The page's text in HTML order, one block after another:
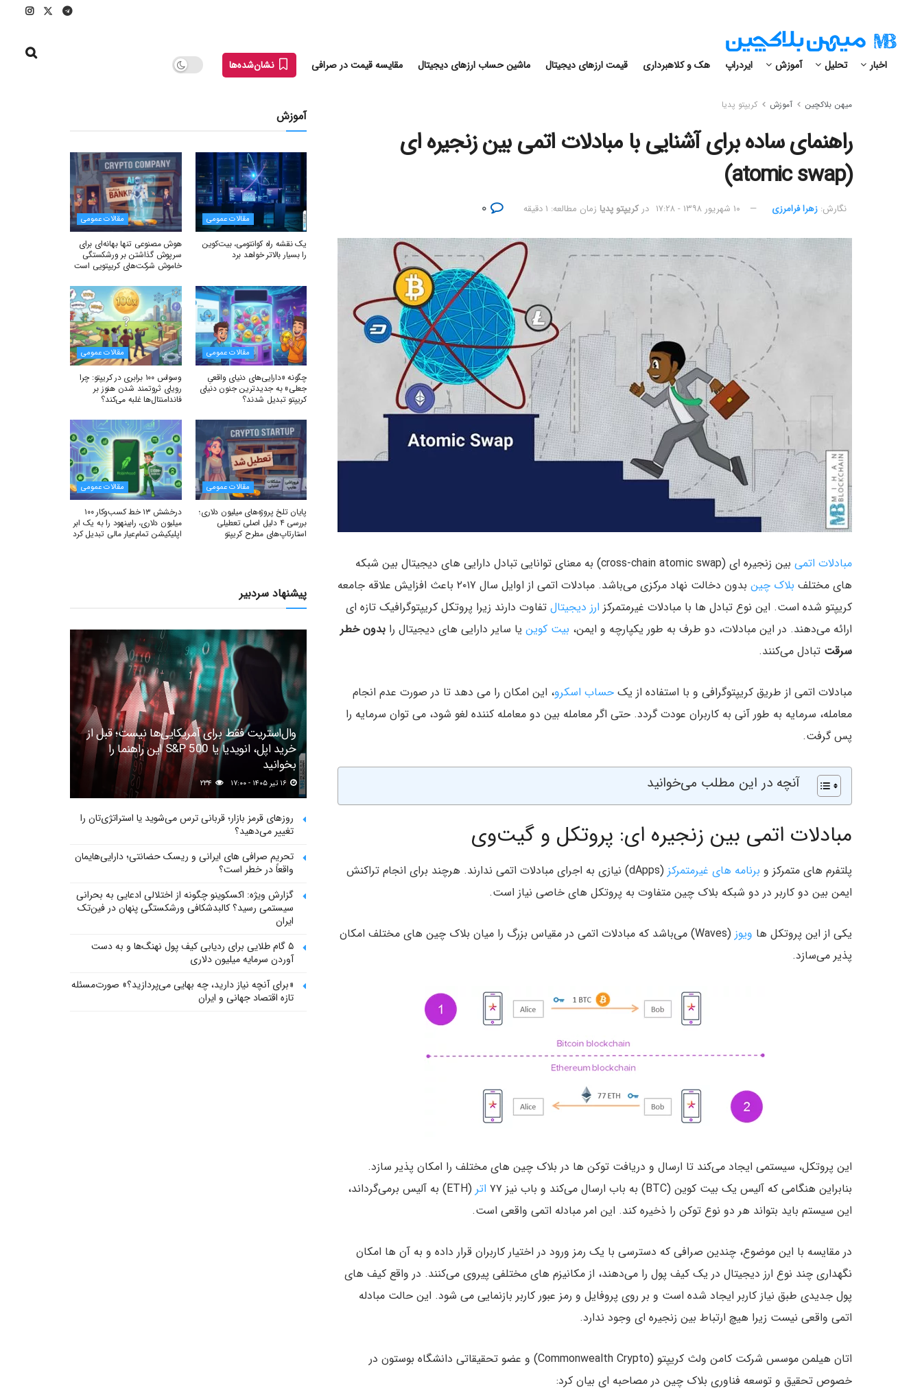
اخبار تحلیل آموزش ایردراپ هک و کلاهبرداری قیمت ارزهای دیجیتال ماشین حساب ارزهای دیجیتال مقایسه قیمت در صرافی نشان‌شده‌ها
میهن بلاکچین آموزش کریپتو پدیا
راهنمای ساده برای آشنایی با مبادلات اتمی بین زنجیره ای
(atomic swap)
نگارش:‌ زهرا فرامرزی ۱۰ شهریور ۱۳۹۸ - ۱۷:۲۸ در کریپتو پدیا زمان مطالعه: ۱ دقیقه
مبادلات اتمی
بین زنجیره ای (cross-chain atomic swap) به معنای توانایی تبادل دارایی های دیجیتال بین شبکه
های مختلف بلاک چین
بدون دخالت نهاد مرکزی می‌باشد. مبادلات اتمی از اوایل سال ۲۰۱۷ باعث افزایش علاقه جامعه
کریپتو شده است. این نوع تبادل ها با مبادلات غیرمتمرکز ارز دیجیتال تفاوت دارند زیرا پروتکل کریپتوگرافیک تازه ای
ارائه می‌دهند. در این مبادلات، دو طرف به طور یکپارچه و ایمن، بیت کوین یا سایر دارایی های دیجیتال را بدون خطر
سرقت تبادل می‌کنند.
مبادلات اتمی از طریق کریپتوگرافی و با استفاده از یک حساب اسکرو، این امکان را می دهد تا در صورت عدم انجام
معامله، سرمایه به طور آنی به کاربران عودت گردد. حتی اگر معامله بین دو معامله کننده لغو شود، می توان سرمایه را
پس گرفت.
آنچه در این مطلب می‌خوانید
مبادلات اتمی بین زنجیره ای: پروتکل و گیت‌وی
پلتفرم های متمرکز و برنامه های غیرمتمرکز
(dApps) نیازی به اجرای مبادلات اتمی ندارند. هرچند برای انجام تراکنش
ایمن بین دو کاربر در دو شبکه بلاک‌ چین متفاوت به پروتکل های خاصی نیاز است.
یکی از این پروتکل ها ویوز
(Waves) می‌باشد که مبادلات اتمی در مقیاس بزرگ را میان بلاک چین های مختلف امکان
پذیر می‌سازد.
این پروتکل، سیستمی ایجاد می‌کند تا ارسال و دریافت توکن ها در بلاک چین های مختلف را امکان پذیر سازد.
بنابراین هنگامی که آلیس یک بیت کوین (BTC) به باب ارسال می‌کند و باب نیز ۷۷
اتر
(ETH) به آلیس برمی‌گرداند،
این سیستم باید بتواند هر دو نوع توکن را ذخیره کند. این امر مبادله اتمی واقعی است.
در مقایسه با این موضوع، چندین صرافی که دسترسی با یک رمز ورود در اختیار کاربران قرار داده و به آن ها امکان
نگهداری چند نوع ارز دیجیتال در یک کیف پول را می‌دهند، از مکانیزم های مختلفی پیروی می‌کنند. در واقع کیف های
پول جدیدی طبق نیاز کاربر ایجاد شده است و بر روی پروفایل و رمز عبور کاربر بازنمایی می شود. این حالت مبادله
اتمی واقعی نیست زیرا هیچ ارتباط بین زنجیره ای وجود ندارد.
اتان هیلمن موسس شرکت کامن ولث کریپتو (Commonwealth Crypto) و عضو تحقیقاتی دانشگاه بوستون در
خصوص تحقیق و توسعه فناوری بلاک چین در مصاحبه ای بیان کرد:
آموزش
مقالات عمومی
یک نقشه راه کوانتومی، بیت‌کوین
را بسیار بالاتر خواهد برد
مقالات عمومی
هوش مصنوعی تنها بهانه‌ای برای
سرپوش گذاشتن بر ورشکستگی
خاموش شرکت‌های کریپتویی است
مقالات عمومی
چگونه «دارایی‌های دنیای واقعیِ
جعلی» به جدیدترین جنون دنیای
کریپتو تبدیل شدند؟
مقالات عمومی
وسواس ۱۰۰ برابری در کریپتو: چرا
رویای ثروتمند شدن هنوز بر
فاندامنتال‌ها غلبه می‌کند؟
مقالات عمومی
پایان تلخ پروژه‌های میلیون دلاری؛
بررسی ۴ دلیل اصلی تعطیلی
استارتاپ‌های مطرح کریپتو
مقالات عمومی
درخشش ۱۳ خط کسب‌وکار ۱۰۰
میلیون دلاری، رابینهود را به یک ابر
اپلیکیشن تمام‌عیار مالی تبدیل کرد
پیشنهاد سردبیر
وال‌استریت فقط برای آمریکایی‌ها نیست؛ قبل از
خرید اپل، انویدیا یا S&P 500 این راهنما را
بخوانید
روزهای قرمز بازار؛ قربانی ترس می‌شوید یا استراتژی‌تان را
تغییر می‌دهید؟
تحریم صرافی های ایرانی و ریسک حضانتی؛ دارایی‌هایمان
واقعاً در خطر است؟
گزارش ویژه: اکسکوینو چگونه از اختلالی ادعایی به بحرانی
سیستمی رسید؟ کالبدشکافی ورشکستگی پنهان در فین‌تک
ایران
۵ گام طلایی برای ردیابی کیف پول‌ نهنگ‌ها و به دست
آوردن سرمایه میلیون دلاری
«برای آنچه نیاز دارید، چه بهایی می‌پردازید؟» صورت‌مسئله
تازه اقتصاد جهانی و ایران